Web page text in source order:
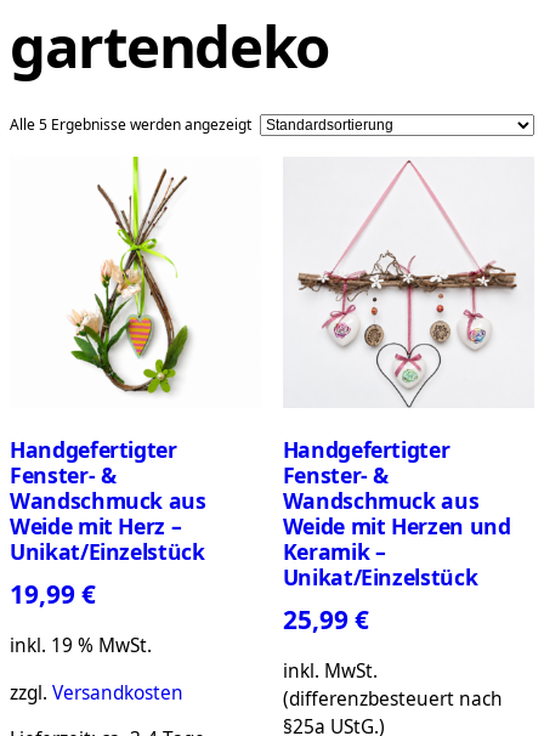
gartendeko
Alle 5 Ergebnisse werden angezeigt
Handgefertigter
Fenster- &
Wandschmuck aus
Weide mit Herz –
Unikat/Einzelstück
19,99€
inkl. 19 % MwSt.
zzgl. Versandkosten
Handgefertigter
Fenster- &
Wandschmuck aus
Weide mit Herzen und
Keramik –
Unikat/Einzelstück
25,99€
inkl. MwSt.
(differenzbesteuert nach
§25a UStG.)